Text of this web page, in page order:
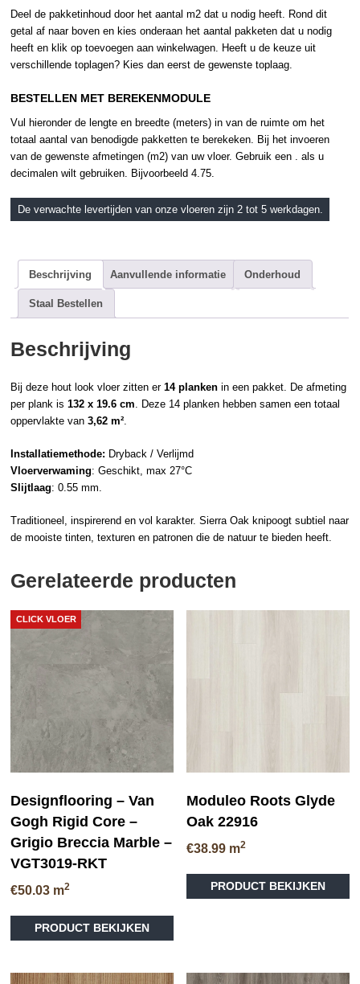
Deel de pakketinhoud door het aantal m2 dat u nodig heeft. Rond dit
getal af naar boven en kies onderaan het aantal pakketen dat u nodig
heeft en klik op toevoegen aan winkelwagen. Heeft u de keuze uit
verschillende toplagen? Kies dan eerst de gewenste toplaag.
BESTELLEN MET BEREKENMODULE
Vul hieronder de lengte en breedte (meters) in van de ruimte om het
totaal aantal van benodigde pakketten te berekeken. Bij het invoeren
van de gewenste afmetingen (m2) van uw vloer. Gebruik een . als u
decimalen wilt gebruiken. Bijvoorbeeld 4.75.
De verwachte levertijden van onze vloeren zijn 2 tot 5 werkdagen.
Beschrijving Aanvullende informatie Onderhoud
Staal Bestellen
Beschrijving
Bij deze hout look vloer zitten er14 planken in een pakket. De afmeting
per plank is132 x 19.6 cm . Deze 14 planken hebben samen een totaal
oppervlakte van3,62 m²
Installatiemethode: Dryback / Verlijmd
Vloerverwaming: Geschikt, max 27°C
Slijtlaag: 0.55 mm.
Traditioneel, inspirerend en vol karakter. Sierra Oak knipoogt subtiel naar
de mooiste tinten, texturen en patronen die de natuur te bieden heeft.
Gerelateerde producten
CLICK VLOER
Designflooring – Van
Gogh Rigid Core –
Grigio Breccia Marble –
VGT3019-RKT
€50.03 m2
PRODUCT BEKIJKEN
Moduleo Roots Glyde
Oak 22916
€38.99 m2
PRODUCT BEKIJKEN